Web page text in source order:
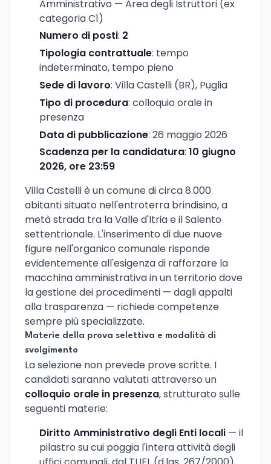
Amministrativo — Area degli Istruttori (ex
categoria C1)
Numero di posti: 2
Tipologia contrattuale: tempo
indeterminato, tempo pieno
Sede di lavoro: Villa Castelli (BR), Puglia
Tipo di procedura: colloquio orale in
presenza
Data di pubblicazione: 26 maggio 2026
Scadenza per la candidatura: 10 giugno
2026, ore 23:59
Villa Castelli è un comune di circa 8.000
abitanti situato nell'entroterra brindisino, a
metà strada tra la Valle d'Itria e il Salento
settentrionale. L'inserimento di due nuove
figure nell'organico comunale risponde
evidentemente all'esigenza di rafforzare la
macchina amministrativa in un territorio dove
la gestione dei procedimenti — dagli appalti
alla trasparenza — richiede competenze
sempre più specializzate.
Materie della prova selettiva e modalità di
svolgimento
La selezione non prevede prove scritte. I
candidati saranno valutati attraverso un
colloquio orale in presenza, strutturato sulle
seguenti materie:
Diritto Amministrativo degli Enti locali — il
pilastro su cui poggia l'intera attività degli